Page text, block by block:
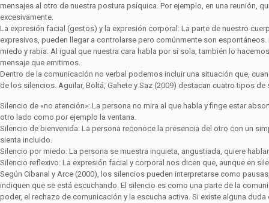
mensajes al otro de nuestra postura psíquica. Por ejemplo, en una reunión,
excesivamente.
La expresión facial (gestos) y la expresión corporal: La parte de nuestro
expresivos, pueden llegar a controlarse pero comúnmente son
miedo y rabia. Al igual que nuestra cara habla por sí sola, también lo
mensaje que emitimos.
Dentro de la comunicación no verbal podemos incluir una situación que,
de los silencios. Aguilar, Boltá, Gahete y Saz (2009) destacan cuatro tipos de
Silencio de «no atención»: La persona no mira al que habla y finge estar
otro lado como por ejemplo la ventana.
Silencio de bienvenida: La persona reconoce la presencia del otro con un
sienta incluido.
Silencio por miedo: La persona se muestra inquieta, angustiada, quiere
Silencio reflexivo: La expresión facial y corporal nos dicen que, aunque en
Según Cibanal y Arce (2000), los silencios pueden interpretarse como
indiquen que se está escuchando. El silencio es como una parte de la
poder, el rechazo de comunicación y la escucha activa. Si existe alguna